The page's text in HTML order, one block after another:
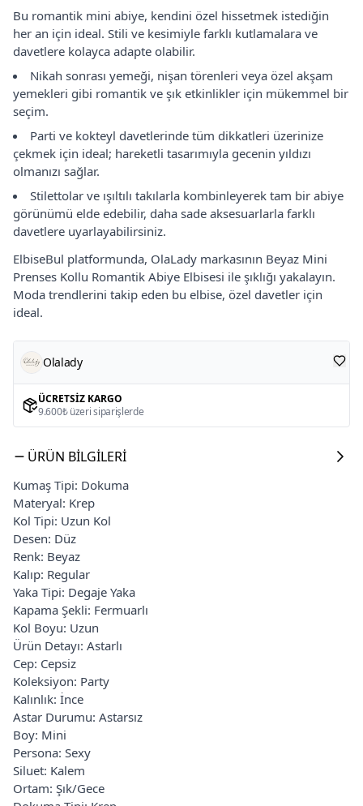
Bu romantik mini abiye, kendini özel hissetmek istediğin
her an için ideal. Stili ve kesimiyle farklı kutlamalara ve
davetlere kolayca adapte olabilir.
Nikah sonrası yemeği, nişan törenleri veya özel akşam
yemekleri gibi romantik ve şık etkinlikler için mükemmel bir
seçim.
Parti ve kokteyl davetlerinde tüm dikkatleri üzerinize
çekmek için ideal; hareketli tasarımıyla gecenin yıldızı
olmanızı sağlar.
Stilettolar ve ışıltılı takılarla kombinleyerek tam bir abiye
görünümü elde edebilir, daha sade aksesuarlarla farklı
davetlere uyarlayabilirsiniz.
ElbiseBul platformunda, OlaLady markasının Beyaz Mini
Prenses Kollu Romantik Abiye Elbisesi ile şıklığı yakalayın.
Moda trendlerini takip eden bu elbise, özel davetler için
ideal.
Olalady
ÜCRETSIZ KARGO
9.600₺ üzeri siparişlerde
ÜRÜN BILGILERI
Kumaş Tipi: Dokuma
Materyal: Krep
Kol Tipi: Uzun Kol
Desen: Düz
Renk: Beyaz
Kalıp: Regular
Yaka Tipi: Degaje Yaka
Kapama Şekli: Fermuarlı
Kol Boyu: Uzun
Ürün Detayı: Astarlı
Cep: Cepsiz
Koleksiyon: Party
Kalınlık: İnce
Astar Durumu: Astarsız
Boy: Mini
Persona: Sexy
Siluet: Kalem
Ortam: Şık/Gece